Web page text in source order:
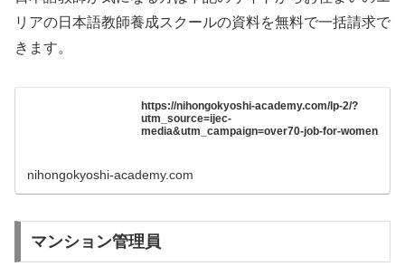
リアの日本語教師養成スクールの資料を無料で一括請求で
きます。
https://nihongokyoshi-academy.com/lp-2/?
utm_source=ijec-
media&utm_campaign=over70-job-for-women
nihongokyoshi-academy.com
マンション管理員